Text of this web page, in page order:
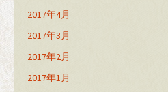
2017年4月
2017年3月
2017年2月
2017年1月